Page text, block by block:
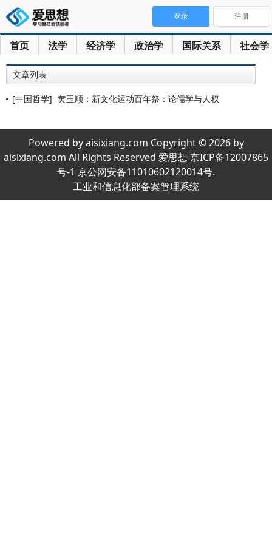
首页 法学 经济学 政治学 国际关系 社会学
登录 注册
文章列表
[中国哲学] 黄玉顺：新文化运动百年祭：论儒学与人权
Powered by aisixiang.com Copyright © 2026 by
aisixiang.com All Rights Reserved 爱思想 京ICP备12007865
号-1 京公网安备11010602120014号.
工业和信息化部备案管理系统